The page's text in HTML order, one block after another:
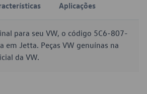
Aplicações
para seu VW, o código 5C6-807-
em Jetta. Peças VW genuínas na
da VW.